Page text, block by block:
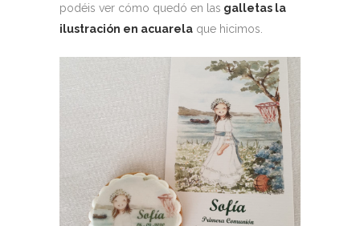
podéis ver cómo quedó en las galletas la
ilustración en acuarela que hicimos.